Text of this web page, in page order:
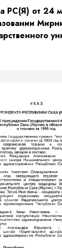
РС(Я) от 24